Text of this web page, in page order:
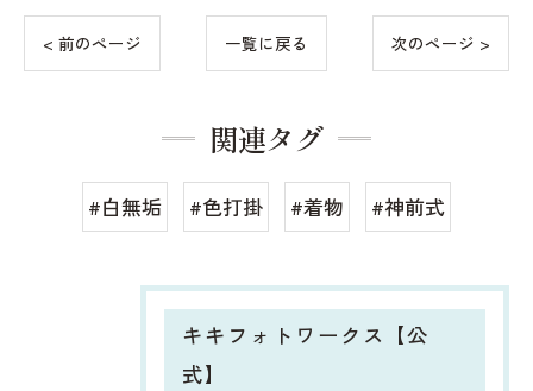
< 前のページ 一覧に戻る 次のページ >
関連タグ
#白無垢 #色打掛 #着物 #神前式
キキフォトワークス【公
式】